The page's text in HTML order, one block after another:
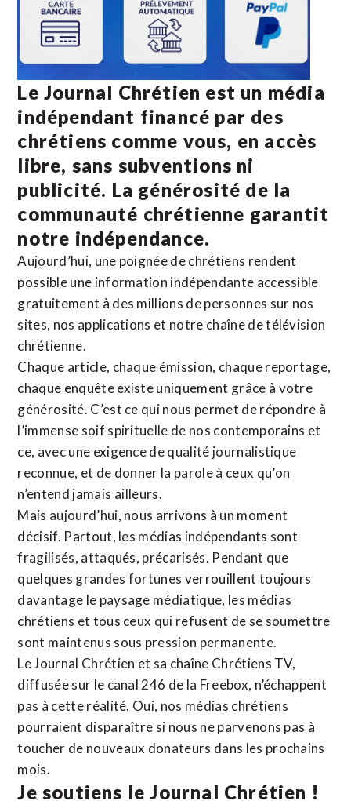
Le Journal Chrétien est un média
indépendant financé par des
chrétiens comme vous, en accès
libre, sans subventions ni
publicité. La générosité de la
communauté chrétienne garantit
notre indépendance.
Aujourd’hui, une poignée de chrétiens rendent
possible une information indépendante accessible
gratuitement à des millions de personnes sur nos
sites, nos applications et notre chaîne de télévision
chrétienne.
Chaque article, chaque émission, chaque reportage,
chaque enquête existe uniquement grâce à votre
générosité. C’est ce qui nous permet de répondre à
l’immense soif spirituelle de nos contemporains et
ce, avec une exigence de qualité journalistique
reconnue, et de donner la parole à ceux qu’on
n’entend jamais ailleurs.
Mais aujourd’hui, nous arrivons à un moment
décisif. Partout, les médias indépendants sont
fragilisés, attaqués, précarisés. Pendant que
quelques grandes fortunes verrouillent toujours
davantage le paysage médiatique, les médias
chrétiens et tous ceux qui refusent de se soumettre
sont maintenus sous pression permanente.
Le Journal Chrétien et sa chaîne Chrétiens TV,
diffusée sur le canal 246 de la Freebox, n’échappent
pas à cette réalité. Oui, nos médias chrétiens
pourraient disparaître si nous ne parvenons pas à
toucher de nouveaux donateurs dans les prochains
mois.
Je soutiens le Journal Chrétien !